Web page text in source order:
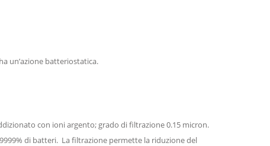
un’azione batteriostatica.
con ioni argento; grado di filtrazione 0.15 micron.
di batteri. La filtrazione permette la riduzione del